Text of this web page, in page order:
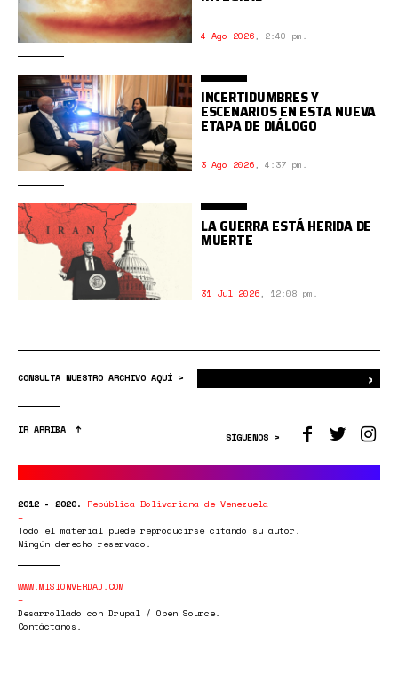
4 Ago 2026, 2:40 pm.
INCERTIDUMBRES Y
ESCENARIOS EN ESTA NUEVA
ETAPA DE DIÁLOGO
3 Ago 2026, 4:37 pm.
LA GUERRA ESTÁ HERIDA DE
MUERTE
31 Jul 2026, 12:08 pm.
CONSULTA NUESTRO ARCHIVO AQUÍ > ›
IR ARRIBA
SÍGUENOS >
2012 - 2020. República Bolivariana de Venezuela
Todo el material puede reproducirse citando su autor.
Ningún derecho reservado.
WWW.MISIONVERDAD.COM
Desarrollado con Drupal / Open Source.
Contáctanos.